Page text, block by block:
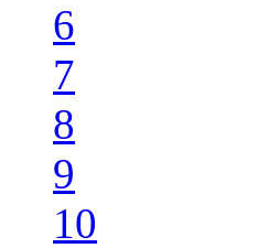
6
7
8
9
10